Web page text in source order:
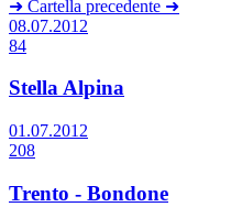
➜ Cartella precedente ➜
08.07.2012
84
Stella Alpina
01.07.2012
208
Trento - Bondone